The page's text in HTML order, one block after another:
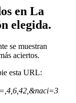
en La
elegida.
se muestran
aciertos.
esta URL: